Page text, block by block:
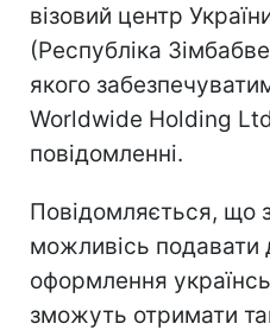
візовий центр
(Республіка
якого
Worldwide Holding
повідомленні.
Повідомляється, що
можливісь подавати
оформлення
зможуть отримати